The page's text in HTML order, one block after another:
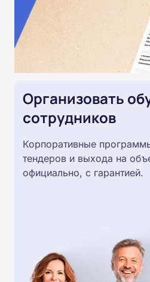
Организовать
сотрудников
Корпоративные
тендеров и выхода на
официально, с гарантией.